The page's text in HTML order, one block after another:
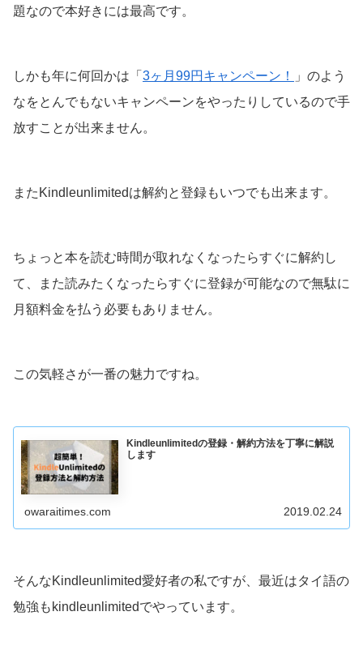
題なので本好きには最高です。
しかも年に何回かは「 3ヶ月99円キャンペーン！
」のよう
なをとんでもないキャンペーンをやったりしているので手
放すことが出来ません。
またKindleunlimitedは解約と登録もいつでも出来ます。
ちょっと本を読む時間が取れなくなったらすぐに解約し
て、また読みたくなったらすぐに登録が可能なので無駄に
月額料金を払う必要もありません。
この気軽さが一番の魅力ですね。
Kindleunlimitedの登録・解約方法を丁寧に解説
します
owaraitimes.com 2019.02.24
そんなKindleunlimited愛好者の私ですが、最近はタイ語の
勉強もkindleunlimitedでやっています。